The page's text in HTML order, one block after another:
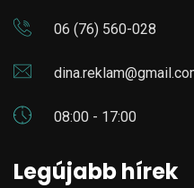
06 (76) 560-028
08:00 - 17:00
Legújabb hírek